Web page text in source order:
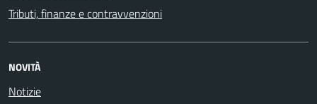
Tributi, finanze e contravvenzioni
NOVITÀ
Notizie